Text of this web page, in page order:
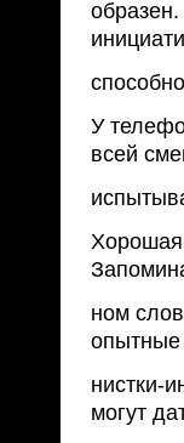
У
всей
ном
нистки-
могут